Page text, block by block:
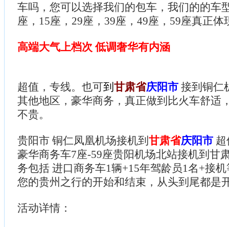
车吗，您可以选择我们的包车，我们的的车
座，15座，29座，39座，49座，59座真正体
高端大气上档次 低调奢华有内涵
超值，专线。也可到 甘肃省庆阳市 接到铜仁
其他地区，豪华商务，真正做到比火车舒适
不贵。
贵阳市 铜仁凤凰机场接机到 甘肃省庆阳市 超
豪华商务车7座-59座贵阳机场北站接机到甘
务包括 进口商务车1辆+15年驾龄员1名+接
您的贵州之行的开始和结束，从头到尾都是
活动详情：